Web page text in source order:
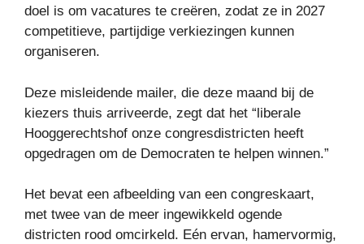
doel is om vacatures te creëren, zodat ze in 2027
competitieve, partijdige verkiezingen kunnen
organiseren.
Deze misleidende mailer, die deze maand bij de
kiezers thuis arriveerde, zegt dat het “liberale
Hooggerechtshof onze congresdistricten heeft
opgedragen om de Democraten te helpen winnen.”
Het bevat een afbeelding van een congreskaart,
met twee van de meer ingewikkeld ogende
districten rood omcirkeld. Eén ervan, hamervormig,